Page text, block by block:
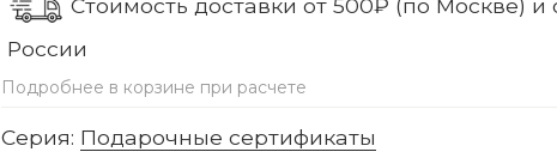
Стоимость доставки от 500₽ (по Москве) и
России
Подробнее в корзине при расчете
Серия: Подарочные сертификаты